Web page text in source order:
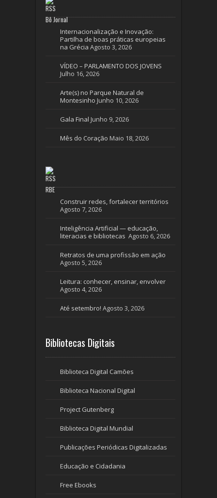
Bô Jornal
Internacionalização e Inovação:
Partilha de boas práticas europeias
na Grécia Agosto 3, 2026
VÍDEO – PARLAMENTO DOS JOVENS
Julho 16, 2026
Arte(s) no Parque Natural de
Montesinho Junho 10, 2026
Gala Final Junho 9, 2026
Mês do Coração Maio 18, 2026
RBE
Construir redes, fortalecer territórios
Agosto 7, 2026
Inteligência Artificial — educação,
literacias e bibliotecas Agosto 6, 2026
Retratos de uma profissão em ação
Agosto 5, 2026
Leitura: conhecer, ensinar, envolver
Agosto 4, 2026
Até setembro! Agosto 3, 2026
Bibliotecas Digitais
Biblioteca Digital Camões
Biblioteca Nacional Digital
Project Gutenberg
Biblioteca Digital Mundial
Publicações Periódicas Digitalizadas
Educação e Cidadania
Free Ebooks